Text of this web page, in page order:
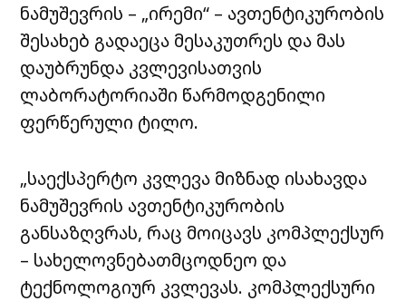
ნამუშევრის – „ირემი“ – ავთენტიკურობის
შესახებ გადაეცა მესაკუთრეს და მას
დაუბრუნდა კვლევისათვის
ლაბორატორიაში წარმოდგენილი
ფერწერული ტილო.
„საექსპერტო კვლევა მიზნად ისახავდა
ნამუშევრის ავთენტიკურობის
განსაზღვრას, რაც მოიცავს კომპლექსურ
– სახელოვნებათმცოდნეო და
ტექნოლოგიურ კვლევას. კომპლექსური